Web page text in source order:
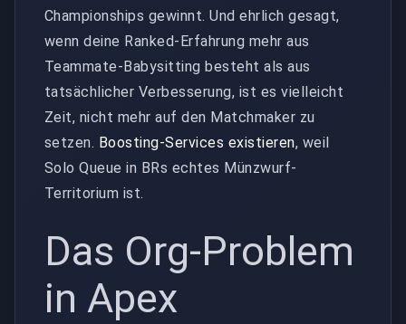
Championships gewinnt. Und ehrlich gesagt,
wenn deine Ranked-Erfahrung mehr aus
Teammate-Babysitting besteht als aus
tatsächlicher Verbesserung, ist es vielleicht
Zeit, nicht mehr auf den Matchmaker zu
setzen. Boosting-Services existieren, weil
Solo Queue in BRs echtes Münzwurf-
Territorium ist.
Das Org-Problem
in Apex